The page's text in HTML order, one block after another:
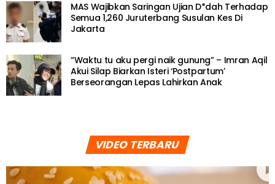
MAS Wajibkan Saringan Ujian D*dah Terhadap
Semua 1,260 Juruterbang Susulan Kes Di
Jakarta
“Waktu tu aku pergi naik gunung” – Imran Aqil
Akui Silap Biarkan Isteri ‘Postpartum’
Berseorangan Lepas Lahirkan Anak
VIDEO TERBARU